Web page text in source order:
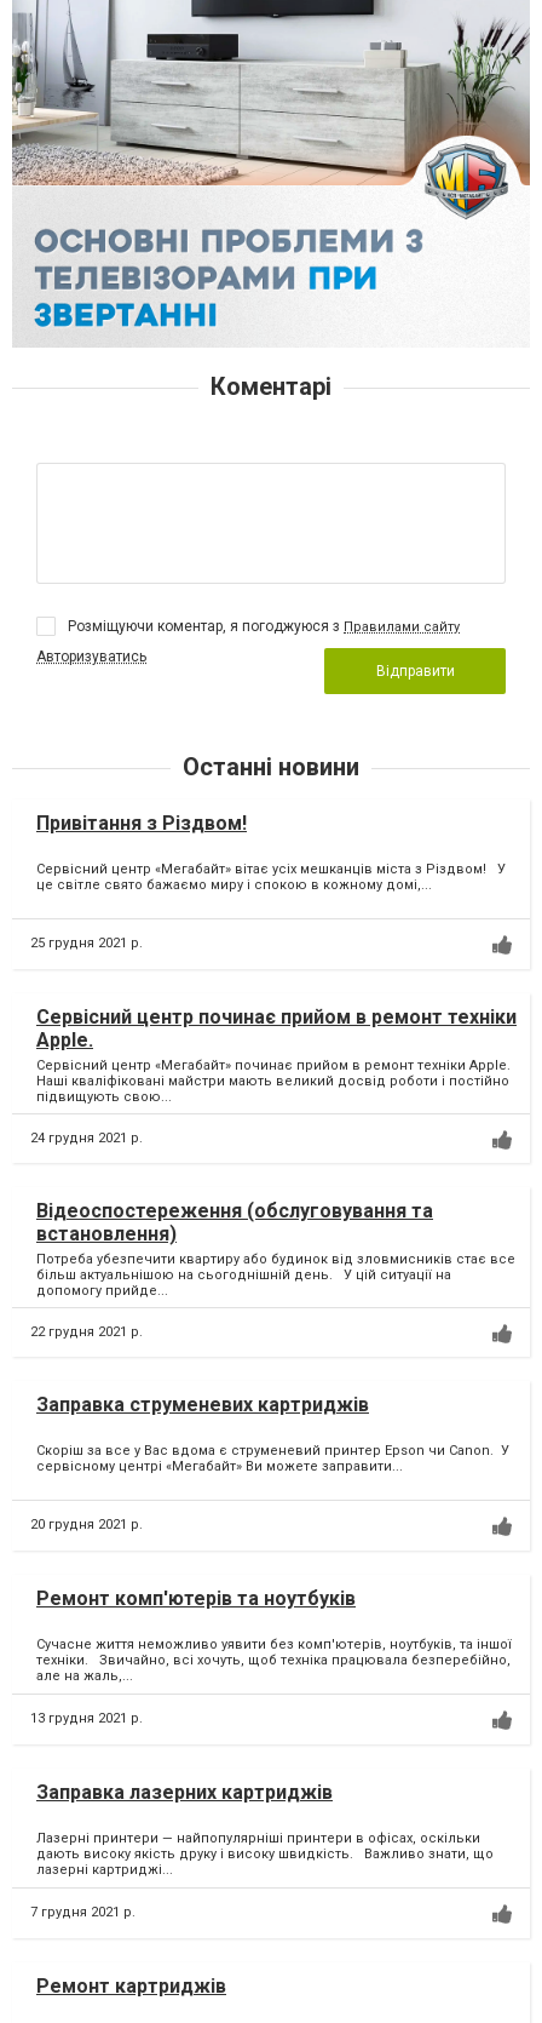
Коментарі
Розміщуючи коментар, я погоджуюся з Правилами сайту
Авторизуватись
Відправити
Останні новини
Привітання з Різдвом!
Сервісний центр «Мегабайт» вітає усіх мешканців міста з Різдвом! У
це світле свято бажаємо миру і спокою в кожному домі,...
25 грудня 2021 р.
Сервісний центр починає прийом в ремонт техніки
Apple.
Сервісний центр «Мегабайт» починає прийом в ремонт техніки Apple.
Наші кваліфіковані майстри мають великий досвід роботи і постійно
підвищують свою...
24 грудня 2021 р.
Відеоспостереження (обслуговування та
встановлення)
Потреба убезпечити квартиру або будинок від зловмисників стає все
більш актуальнішою на сьогоднішній день. У цій ситуації на
допомогу прийде...
22 грудня 2021 р.
Заправка струменевих картриджів
Скоріш за все у Вас вдома є струменевий принтер Epson чи Canon. ⁣ У
сервісному центрі «Мегабайт» Ви можете заправити...
20 грудня 2021 р.
Ремонт комп'ютерів та ноутбуків
Сучасне життя неможливо уявити без комп'ютерів, ноутбуків, та іншої
техніки. Звичайно, всі хочуть, щоб техніка працювала безперебійно,
але на жаль,...
13 грудня 2021 р.
Заправка лазерних картриджів
Лазерні принтери — найпопулярніші принтери в офісах, оскільки
дають високу якість друку і високу швидкість. Важливо знати, що
лазерні картриджі...
7 грудня 2021 р.
Ремонт картриджів